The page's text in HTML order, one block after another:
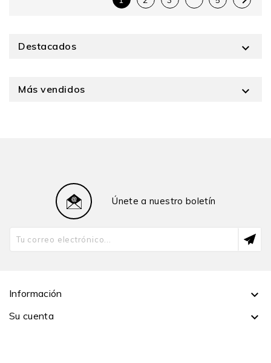
Destacados 
Más vendidos 
Únete a nuestro boletín
Información 
Su cuenta 